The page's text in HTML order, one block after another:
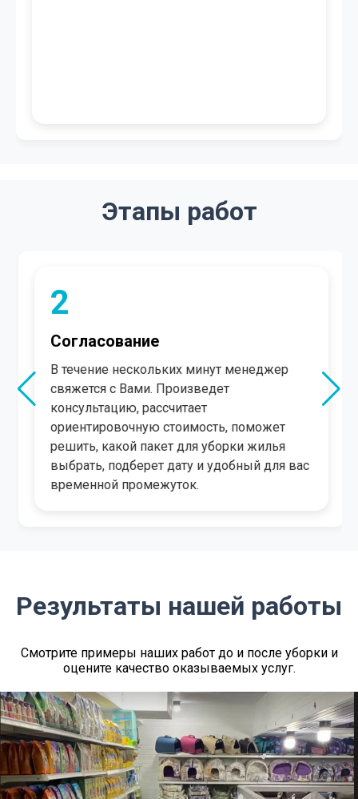
Этапы работ
2
Согласование
В течение нескольких минут менеджер
свяжется с Вами. Произведет
консультацию, рассчитает
ориентировочную стоимость, поможет
решить, какой пакет для уборки жилья
выбрать, подберет дату и удобный для вас
временной промежуток.
Результаты нашей работы
Смотрите примеры наших работ до и после уборки и
оцените качество оказываемых услуг.